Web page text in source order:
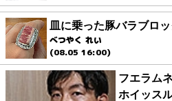
皿に乗った豚バラブロ
べつやく れい
(08.05 16:00)
フエラム
ホイッス